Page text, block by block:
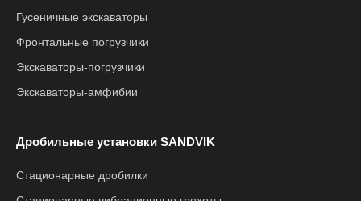
Гусеничные экскаваторы
Фронтальные погрузчики
Экскаваторы-погрузчики
Экскаваторы-амфибии
Дробильные установки SANDVIK
Стационарные дробилки